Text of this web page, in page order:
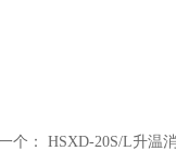
个： HSXD-20S/L升温